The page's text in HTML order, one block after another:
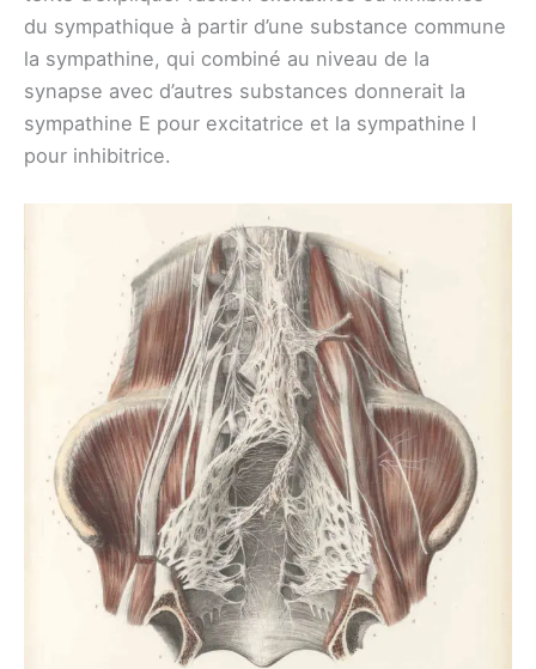
du sympathique à partir d’une substance commune
la sympathine, qui combiné au niveau de la
synapse avec d’autres substances donnerait la
sympathine E pour excitatrice et la sympathine I
pour inhibitrice.